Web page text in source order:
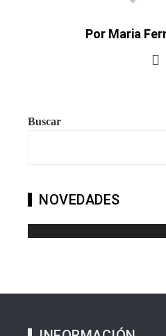
Por Maria
Buscar
NOVEDADES